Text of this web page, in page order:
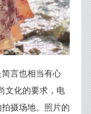
言也相当有心
文化的要求，电
摄场地。照片的